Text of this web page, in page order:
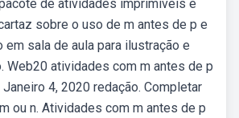
de atividades imprimíveis e
sobre o uso de m antes de p e
sala de aula para ilustração e
Web20 atividades com m antes de p
4, 2020 redação. Completar
ou n. Atividades com m antes de p